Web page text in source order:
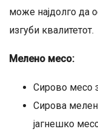
може најдолго да
изгуби квалитетот.
Мелено месо:
Сирово месо
Сирова
јагнешко